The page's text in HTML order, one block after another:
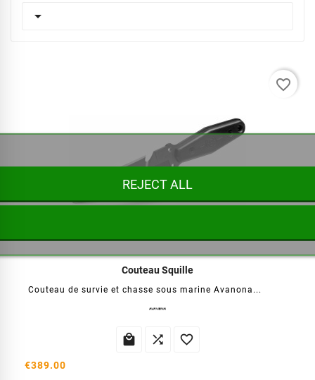

Couteau Squille
Couteau de survie et chasse sous marine Avanona...
  
€389.00
favorite_border
REJECT ALL